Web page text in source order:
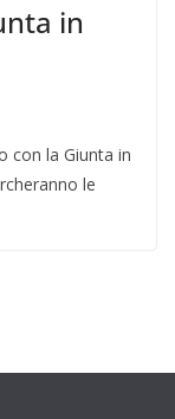
in
con la Giunta in
le